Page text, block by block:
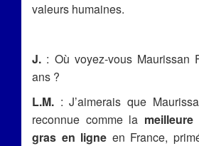
valeurs humaines.
J. : Où voyez-vous Maurissan
ans ?
L.M. : J’aimerais que
reconnue comme la
gras en ligne en France,